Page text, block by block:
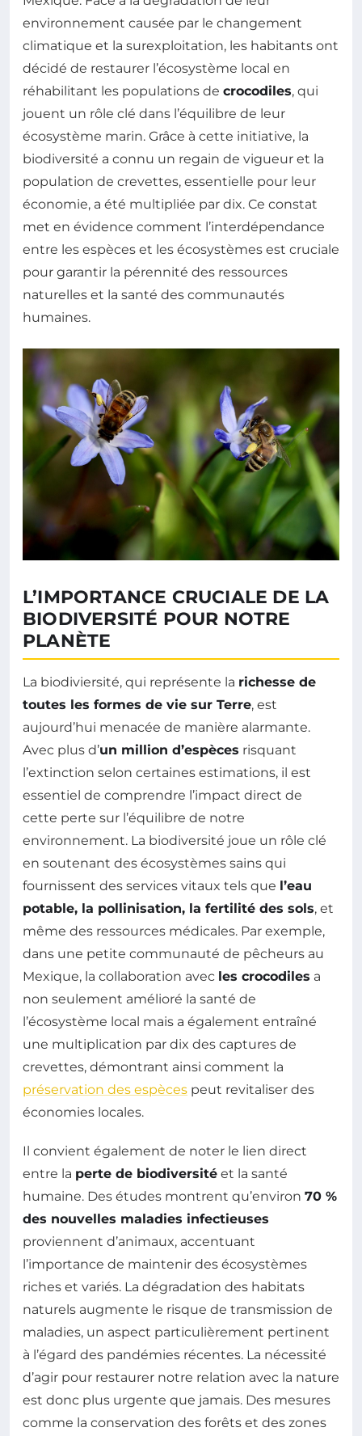
environnement causée par le changement
climatique et la surexploitation, les habitants ont
décidé de restaurer l’écosystème local en
réhabilitant les populations de crocodiles, qui
jouent un rôle clé dans l’équilibre de leur
écosystème marin. Grâce à cette initiative, la
biodiversité a connu un regain de vigueur et la
population de crevettes, essentielle pour leur
économie, a été multipliée par dix. Ce constat
met en évidence comment l’interdépendance
entre les espèces et les écosystèmes est cruciale
pour garantir la pérennité des ressources
naturelles et la santé des communautés
humaines.
L’IMPORTANCE CRUCIALE DE LA
BIODIVERSITÉ POUR NOTRE
PLANÈTE
La biodiviersité, qui représente la richesse de
toutes les formes de vie sur Terre, est
aujourd’hui menacée de manière alarmante.
Avec plus d’un million d’espèces risquant
l’extinction selon certaines estimations, il est
essentiel de comprendre l’impact direct de
cette perte sur l’équilibre de notre
environnement. La biodiversité joue un rôle clé
en soutenant des écosystèmes sains qui
fournissent des services vitaux tels que l’eau
potable, la pollinisation, la fertilité des sols, et
même des ressources médicales. Par exemple,
dans une petite communauté de pêcheurs au
Mexique, la collaboration avec les crocodiles a
non seulement amélioré la santé de
l’écosystème local mais a également entraîné
une multiplication par dix des captures de
crevettes, démontrant ainsi comment la
préservation des espèces peut revitaliser des
économies locales.
Il convient également de noter le lien direct
entre la perte de biodiversité et la santé
humaine. Des études montrent qu’environ 70 %
des nouvelles maladies infectieuses
proviennent d’animaux, accentuant
l’importance de maintenir des écosystèmes
riches et variés. La dégradation des habitats
naturels augmente le risque de transmission de
maladies, un aspect particulièrement pertinent
à l’égard des pandémies récentes. La nécessité
d’agir pour restaurer notre relation avec la nature
est donc plus urgente que jamais. Des mesures
comme la conservation des forêts et des zones